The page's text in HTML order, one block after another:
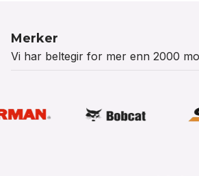
Merker
Vi har beltegir for mer enn 2000